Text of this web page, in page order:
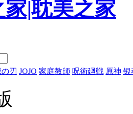
刃 JOJO 家庭教師 呪術廻戦 原神 银